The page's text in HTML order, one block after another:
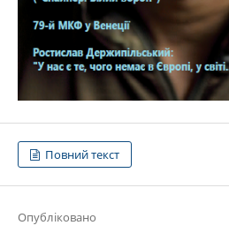
Повний текст
Опубліковано